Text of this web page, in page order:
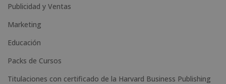
n
i
v
e
Publicidad y Ventas
Marketing
Educación
Packs de Cursos
Titulaciones con certificado de la Harvard Business Publishing